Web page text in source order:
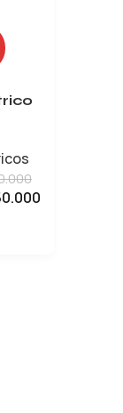
Aff